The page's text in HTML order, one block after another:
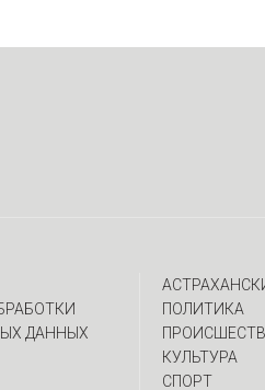
ДАННЫХ
ПОЛИТИКА
КУЛЬТУРА
СПОРТ